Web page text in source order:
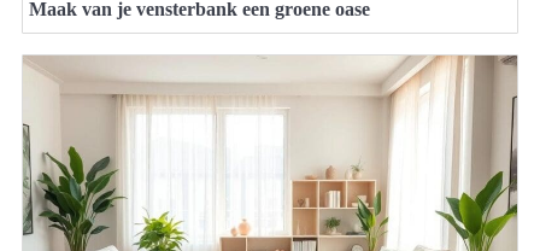
Maak van je vensterbank een groene oase